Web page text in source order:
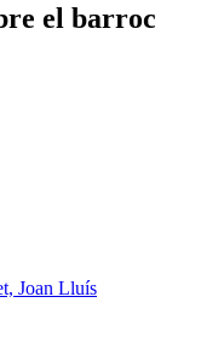
el barroc
Joan Lluís